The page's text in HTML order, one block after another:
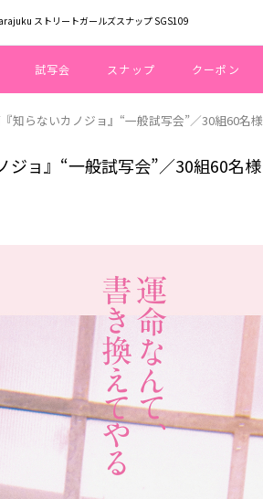
ストリートガールズスナップ SGS109
試写会 スナップ クーポン
『知らないカノジョ』“一般試写会”／30組60名様
ジョ』“一般試写会”／30組60名様